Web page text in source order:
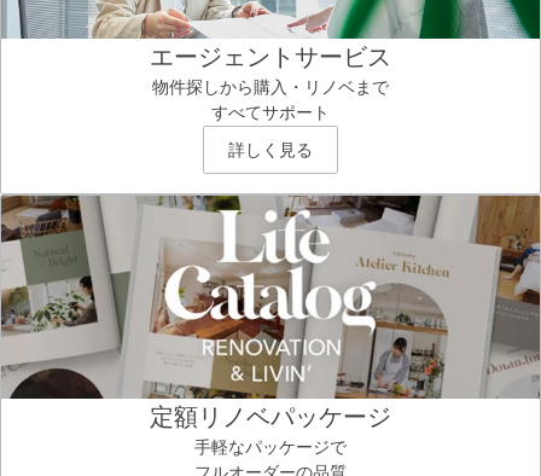
エージェントサービス
物件探しから購入・リノベまで
すべてサポート
詳しく見る
定額リノベパッケージ
手軽なパッケージで